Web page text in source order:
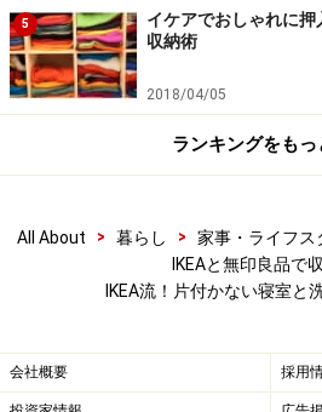
4. 8畳の新婚カップル向
結婚後に二人で始める新生活の
つのパターンがあります。一つ
すること、もう一つはどちらか
後者の場合は、生活に必要な家
調整が必要になります。
5
イケアでおしゃれに
収納術
2018/04/05
ランキングをもっ
All About > 暮らし > 家事・ライフス
IKEAと無印良品で
IKEA流！片付かない寝室と
会社概要 採用